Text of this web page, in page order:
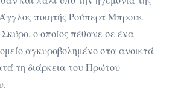
ποιητής Ρούπερτ Μπρουκ
ο οποίος πέθανε σε ένα
αγκυροβολημένο στα ανοικτά
τη διάρκεια του Πρώτου